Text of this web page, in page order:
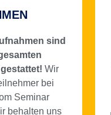
sind
Wir
bei
Seminar
behalten uns